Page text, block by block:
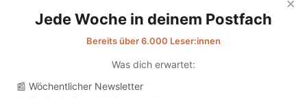
Jede Woche in deinem Postfach
Bereits über 6.000 Leser:innen
Was dich erwartet:
📰 Wöchentlicher Newsletter